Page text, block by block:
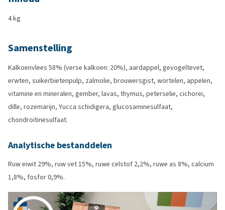
4 kg
Samenstelling
Kalkoenvlees 58% (verse kalkoen: 20%), aardappel, gevogeltevet,
erwten, suikerbietenpulp, zalmolie, brouwersgist, wortelen, appelen,
vitamine en mineralen, gember, lavas, thymus, peterselie, cichorei,
dille, rozemarijn, Yucca schidigera, glucosaminesulfaat,
chondroïtinesulfaat.
Analytische bestanddelen
Ruw eiwit 29%, ruw vet 15%, ruwe celstof 2,2%, ruwe as 8%, calcium
1,8%, fosfor 0,9%.